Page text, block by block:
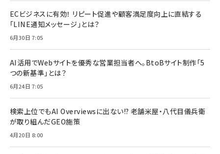
ECビジネスに有効！ リピート促進や顧客満足度向上に直結する
「LINE通知メッセージ」とは？
6月30日 7:05
AI活用でWebサイトを優秀な営業担当者へ。BtoBサイト制作「5
つの新基準」とは？
6月24日 7:05
検索上位でもAI Overviewsに出ない!? 老舗米屋・八代目儀兵衛
が取り組んだGEO施策
4月20日 8:00